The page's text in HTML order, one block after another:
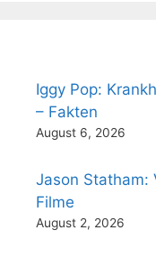
Iggy Pop:
– Fakten
August 6, 2026
Jason Statham:
Filme
August 2, 2026